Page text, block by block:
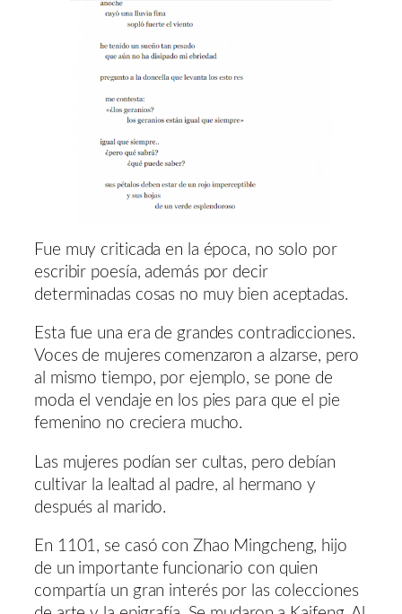
Fue muy criticada en la época, no solo por
escribir poesía, además por decir
determinadas cosas no muy bien aceptadas.
Esta fue una era de grandes contradicciones.
Voces de mujeres comenzaron a alzarse, pero
al mismo tiempo, por ejemplo, se pone de
moda el vendaje en los pies para que el pie
femenino no creciera mucho.
Las mujeres podían ser cultas, pero debían
cultivar la lealtad al padre, al hermano y
después al marido.
En 1101, se casó con Zhao Mingcheng, hijo
de un importante funcionario con quien
compartía un gran interés por las colecciones